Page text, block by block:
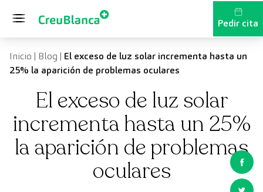
Pedir cita
Inicio | Blog | El exceso de luz solar incrementa hasta un
25% la aparición de problemas oculares
El exceso de luz solar
incrementa hasta un 25%
la aparición de problemas
oculares